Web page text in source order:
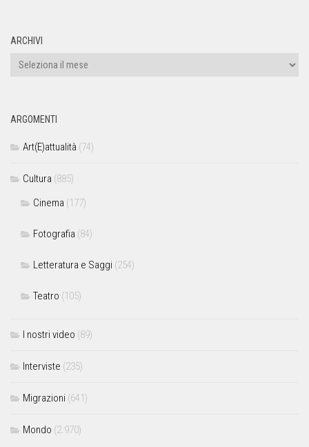
ARCHIVI
ARGOMENTI
Art(E)attualità (74)
Cultura (885)
Cinema (177)
Fotografia (84)
Letteratura e Saggi (254)
Teatro (105)
I nostri video (89)
Interviste (235)
Migrazioni (641)
Mondo (2.970)